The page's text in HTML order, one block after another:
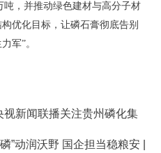
吨，并推动绿色建材与高分子材
优化目标，让磷石膏彻底告别
军”。
视新闻联播关注贵州磷化集
”动润沃野 国企担当稳粮安 |